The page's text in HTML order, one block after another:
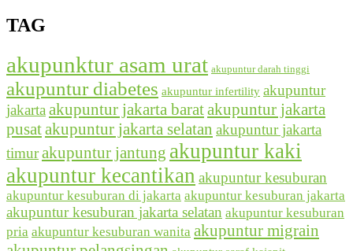
TAG
akupunktur asam urat akupuntur darah tinggi
akupuntur diabetes akupuntur infertility akupuntur
jakarta akupuntur jakarta baratakupuntur jakarta
pusatakupuntur jakarta selatan akupuntur jakarta
timurakupuntur jantung akupuntur kaki
akupuntur kecantikan akupuntur kesuburan
akupuntur kesuburan di jakarta akupuntur kesuburan jakarta
akupuntur kesuburan jakarta selatan akupuntur kesuburan
pria akupuntur kesuburan wanita akupuntur migrain